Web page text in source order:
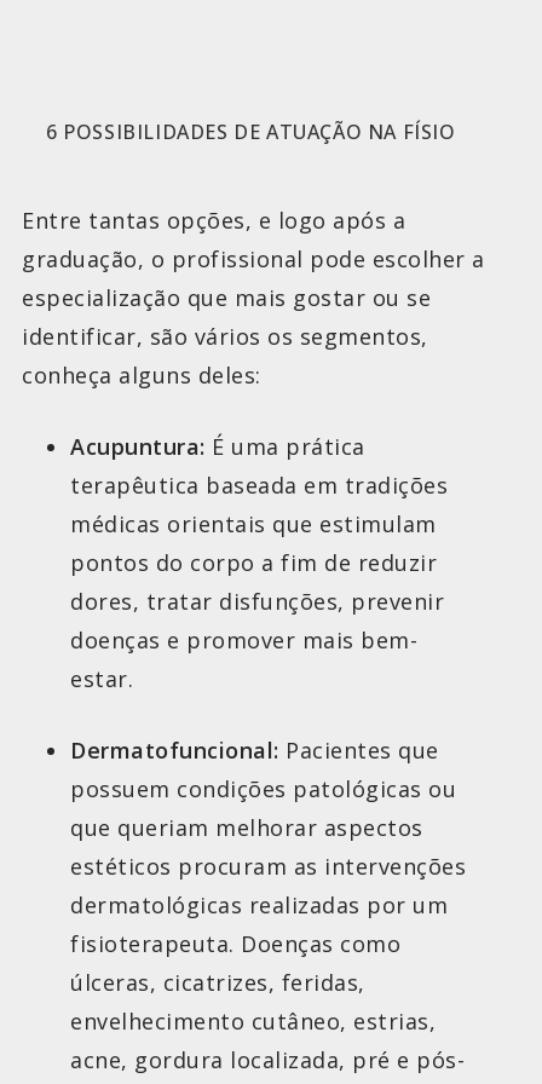
6 POSSIBILIDADES DE ATUAÇÃO NA FÍSIO
Entre tantas opções, e logo após a
graduação, o profissional pode escolher a
especialização que mais gostar ou se
identificar, são vários os segmentos,
conheça alguns deles:
Acupuntura: É uma prática
terapêutica baseada em tradições
médicas orientais que estimulam
pontos do corpo a fim de reduzir
dores, tratar disfunções, prevenir
doenças e promover mais bem-
estar.
Dermatofuncional: Pacientes que
possuem condições patológicas ou
que queriam melhorar aspectos
estéticos procuram as intervenções
dermatológicas realizadas por um
fisioterapeuta. Doenças como
úlceras, cicatrizes, feridas,
envelhecimento cutâneo, estrias,
acne, gordura localizada, pré e pós-